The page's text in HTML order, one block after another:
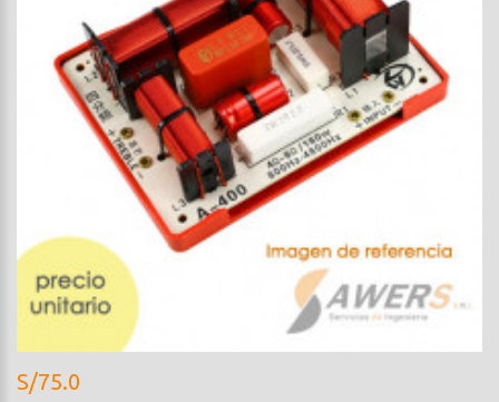
S/75.0